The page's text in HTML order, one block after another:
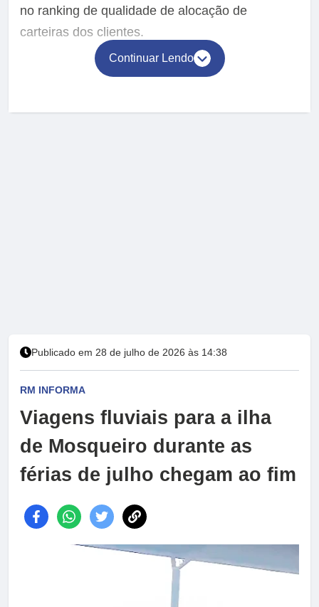
no ranking de qualidade de alocação de
carteiras dos clientes.
Continuar Lendo
Publicado em 28 de julho de 2026 às 14:38
RM INFORMA
Viagens fluviais para a ilha
de Mosqueiro durante as
férias de julho chegam ao fim